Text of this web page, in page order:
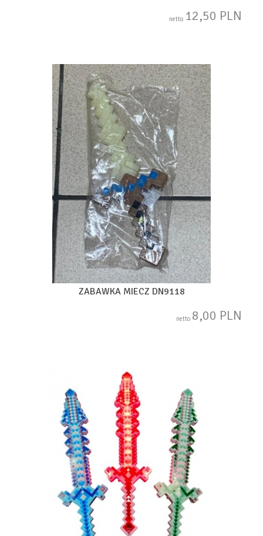
netto 12,50 PLN
ZABAWKA MIECZ DN9118
netto 8,00 PLN